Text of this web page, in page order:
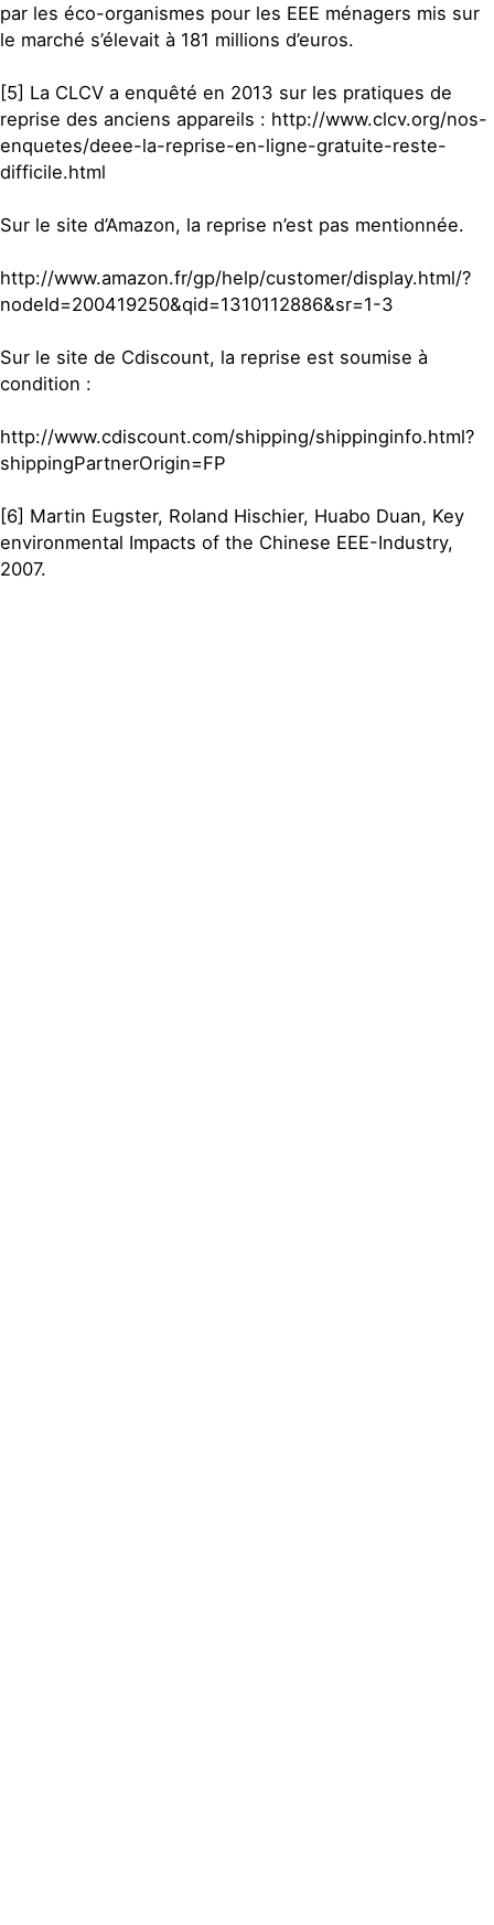
par les éco-organismes pour les EEE ménagers mis sur
le marché s’élevait à 181 millions d’euros.
[5] La CLCV a enquêté en 2013 sur les pratiques de
reprise des anciens appareils : http://www.clcv.org/nos-
enquetes/deee-la-reprise-en-ligne-gratuite-reste-
difficile.html
Sur le site d’Amazon, la reprise n’est pas mentionnée.
http://www.amazon.fr/gp/help/customer/display.html/?
nodeId=200419250&qid=1310112886&sr=1-3
Sur le site de Cdiscount, la reprise est soumise à
condition :
http://www.cdiscount.com/shipping/shippinginfo.html?
shippingPartnerOrigin=FP
[6] Martin Eugster, Roland Hischier, Huabo Duan, Key
environmental Impacts of the Chinese EEE-Industry,
2007.